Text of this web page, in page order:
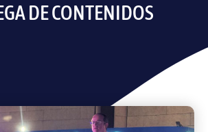
DE CONTENIDOS